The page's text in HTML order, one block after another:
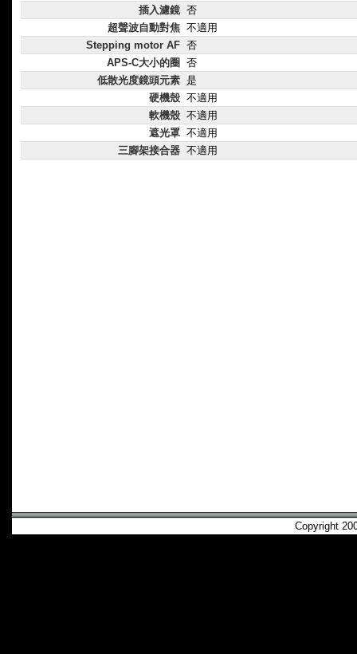
插入濾鏡 否
超聲波自動對焦 不適用
Stepping motor AF 否
APS-C大小的圈
否
低散光度鏡頭元素 是
硬機殼 不適用
軟機殼 不適用
遮光罩 不適用
三腳架接合器 不適用
Copyright